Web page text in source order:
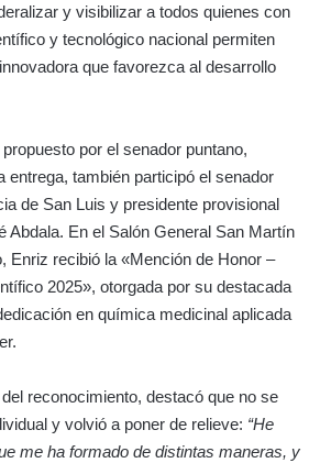
y visibilizar a todos quienes con
y tecnológico nacional permiten
que favorezca al desarrollo
por el senador puntano,
entrega, también participó el senador
de San Luis y presidente provisional
Abdala. En el Salón General San Martín
Enriz recibió la «Mención de Honor –
2025», otorgada por su destacada
en química medicinal aplicada
reconocimiento, destacó que no se
y volvió a poner de relieve: “He
me ha formado de distintas maneras, y